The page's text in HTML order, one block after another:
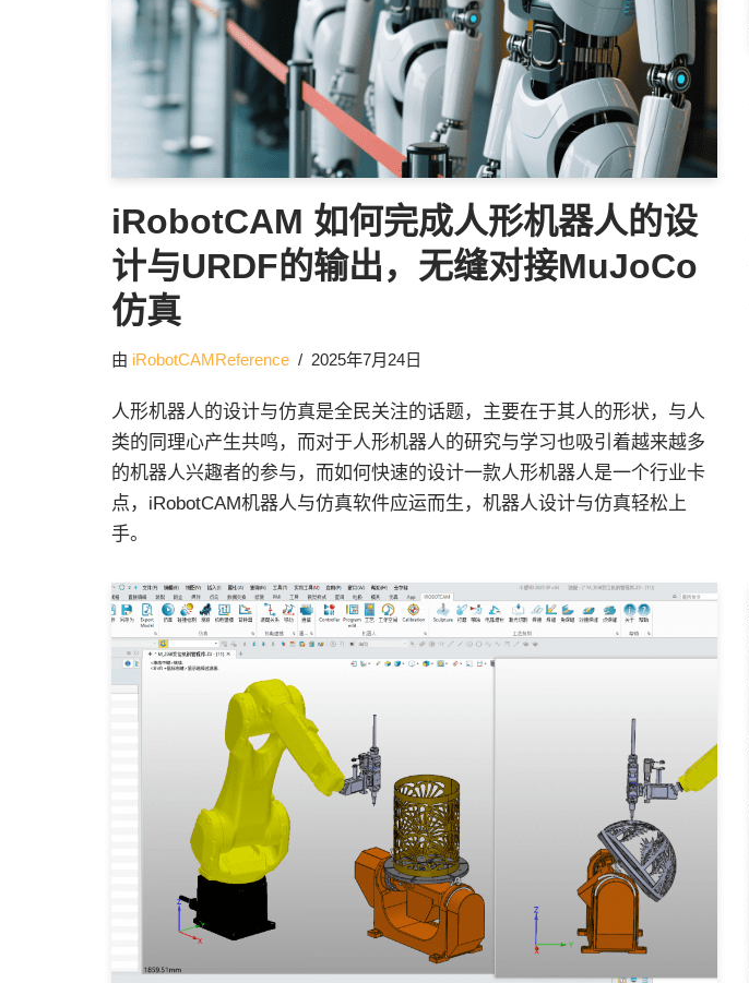
iRobotCAM 如何完成人形机器人的设
计与URDF的输出，无缝对接MuJoCo
仿真
由 iRobotCAMReference 2025年7月24日
人形机器人的设计与仿真是全民关注的话题，主要在于其人的形状，与人
类的同理心产生共鸣，而对于人形机器人的研究与学习也吸引着越来越多
的机器人兴趣者的参与，而如何快速的设计一款人形机器人是一个行业卡
点，iRobotCAM机器人与仿真软件应运而生，机器人设计与仿真轻松上
手。